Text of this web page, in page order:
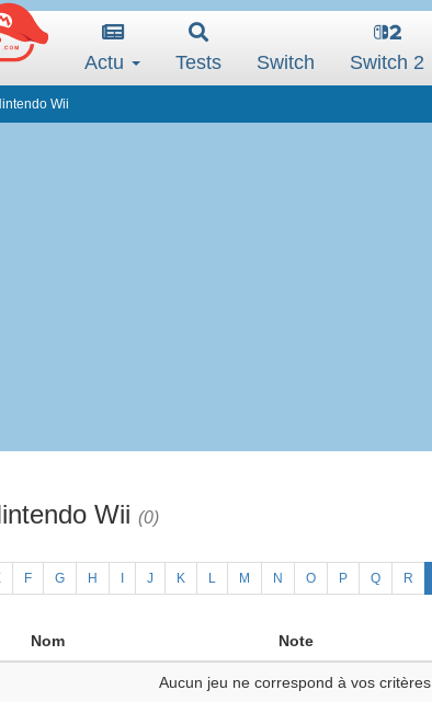
Actu Tests Switch Switch 2
Wii
Wii (0)
F G H J K L M N O P Q R
Nom Note
Aucun jeu ne correspond à vos critères.